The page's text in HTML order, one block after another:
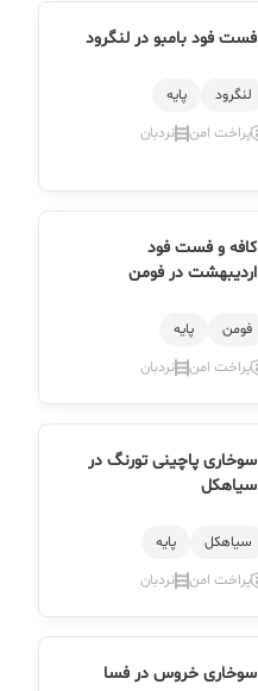
فست فود بامبو در لنگرود
لنگرود
پایه
پراخت امن
نردبان
کافه و فست فود
اردیبهشت در فومن
فومن
پایه
پراخت امن
نردبان
سوخاری پاچینی تورنگ در
سیاهکل
سیاهكل
پایه
پراخت امن
نردبان
سوخاری خروس در فسا